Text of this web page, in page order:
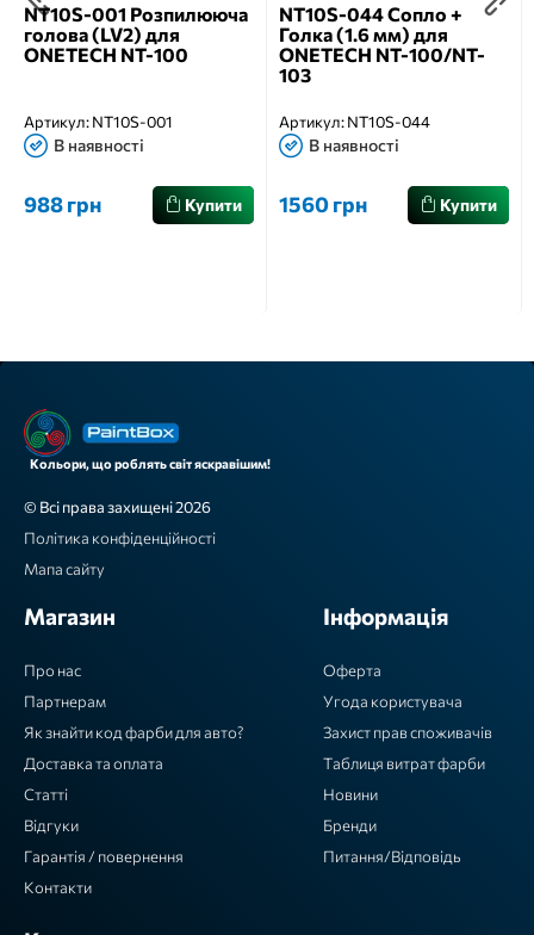
NT10S-001 Розпилююча
голова (LV2) для
ONETECH NT-100
Артикул:NT10S-001
В наявності
988 грн Купити
NT10S-044 Сопло +
Голка (1.6 мм) для
ONETECH NT-100/NT-
103
Артикул:NT10S-044
В наявності
1560 грн Купити
Кольори, що роблять світ яскравішим!
© Всі права захищені 2026
Політика конфіденційності
Мапа сайту
Магазин
Про нас
Партнерам
Як знайти код фарби для авто?
Доставка та оплата
Статті
Відгуки
Гарантія / повернення
Контакти
Інформація
Оферта
Угода користувача
Захист прав споживачів
Таблиця витрат фарби
Новини
Бренди
Питання/Відповідь